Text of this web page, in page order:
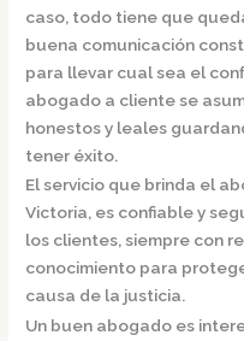
caso, todo tiene que
buena comunicación
para llevar cual sea el
abogado a cliente se
honestos y leales
tener éxito.
El servicio que brinda el
Victoria, es confiable y
los clientes, siempre con
conocimiento para
causa de la justicia.
Un buen abogado es